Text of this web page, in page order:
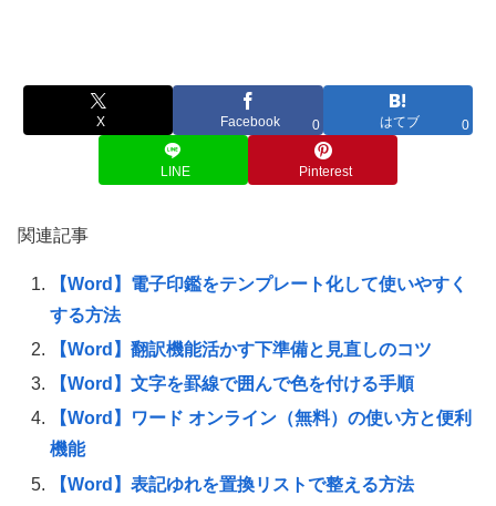
X Facebook 0 はてブ 0
LINE Pinterest
関連記事
【Word】電子印鑑をテンプレート化して使いやすく
する方法
【Word】翻訳機能活かす下準備と見直しのコツ
【Word】文字を罫線で囲んで色を付ける手順
【Word】ワード オンライン（無料）の使い方と便利
機能
【Word】表記ゆれを置換リストで整える方法